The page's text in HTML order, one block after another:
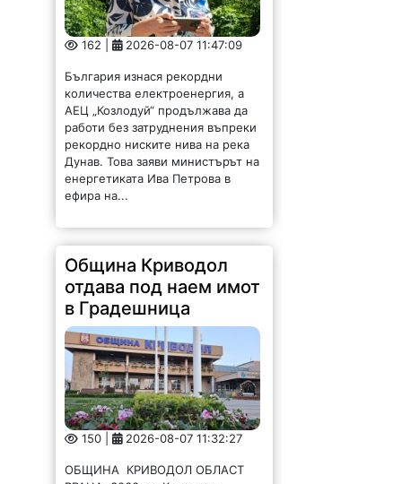
162 | 2026-08-07 11:47:09
количества електроенергия, а
АЕЦ „Козлодуй“ продължава да
работи без затруднения въпреки
рекордно ниските нива на река
Дунав. Това заяви министърът на
енергетиката Ива Петрова в
ефира на...
Община Криводол
отдава под наем имот
в Градешница
150 | 2026-08-07 11:32:27
ВРАЦА 3060 гр. Криводол,